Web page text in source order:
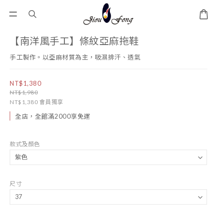
【南洋風手工】條紋亞麻拖鞋
手工製作。以亞麻材質為主，吸濕排汗、透氣
NT$1,380
NT$1,980
NT$1,380 會員獨享
全店，全館滿2000享免運
款式及顏色
尺寸